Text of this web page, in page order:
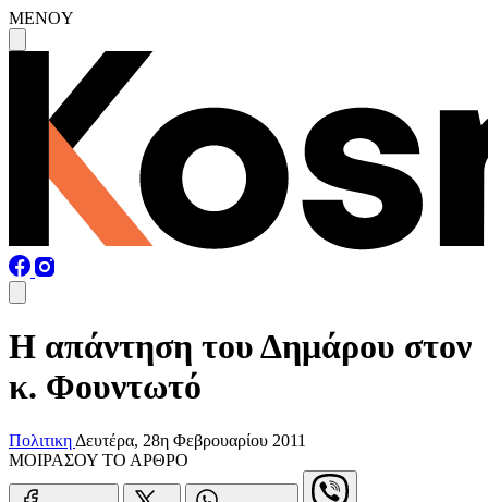
MENOY
Η απάντηση του Δημάρου στον
κ. Φουντωτό
Πολιτικη Δευτέρα, 28η Φεβρουαρίου 2011
ΜΟΙΡΑΣΟΥ ΤΟ ΑΡΘΡΟ